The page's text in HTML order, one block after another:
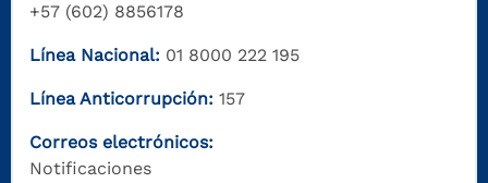
+57 (602) 8856178
Línea Nacional: 01 8000 222 195
Línea Anticorrupción: 157
Correos electrónicos:
Notificaciones